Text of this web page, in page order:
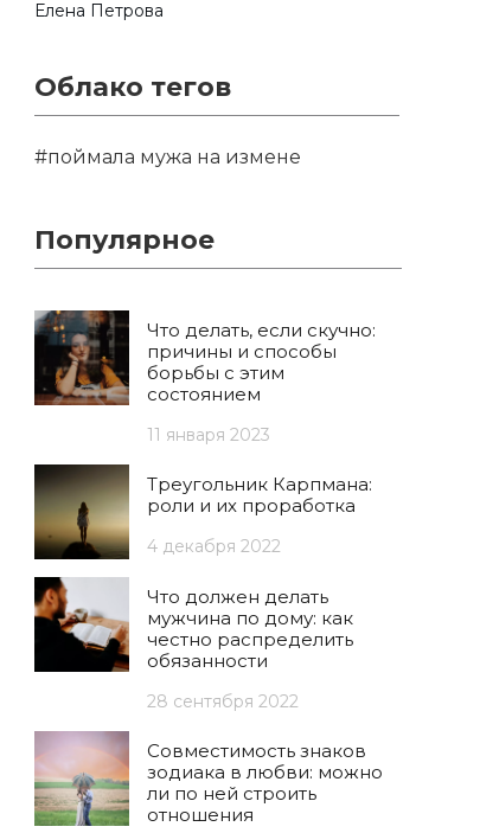
Елена Петрова
Облако тегов
#поймала мужа на измене
Популярное
Что делать, если скучно:
причины и способы
борьбы с этим
состоянием
11 января 2023
Треугольник Карпмана:
роли и их проработка
4 декабря 2022
Что должен делать
мужчина по дому: как
честно распределить
обязанности
28 сентября 2022
Совместимость знаков
зодиака в любви: можно
ли по ней строить
отношения